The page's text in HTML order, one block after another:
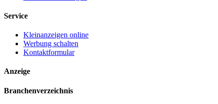
Service
Kleinanzeigen online
Werbung schalten
Kontaktformular
Anzeige
Branchenverzeichnis